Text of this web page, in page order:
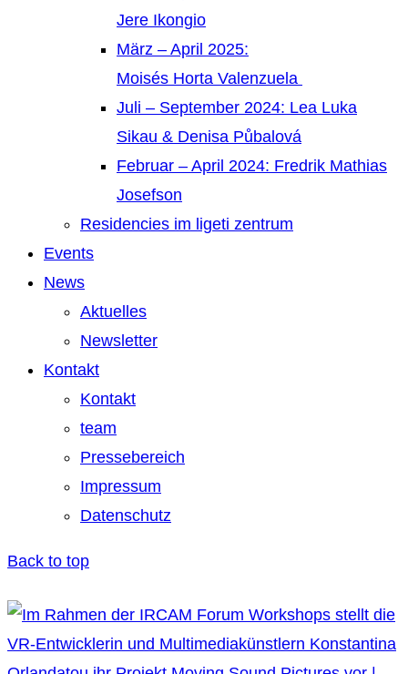
Jere Ikongio
März – April 2025:
Moisés Horta Valenzuela
Juli – September 2024: Lea Luka
Sikau & Denisa Půbalová
Februar – April 2024: Fredrik Mathias
Josefson
Residencies im ligeti zentrum
Events
News
Aktuelles
Newsletter
Kontakt
Kontakt
team
Pressebereich
Impressum
Datenschutz
Back to top